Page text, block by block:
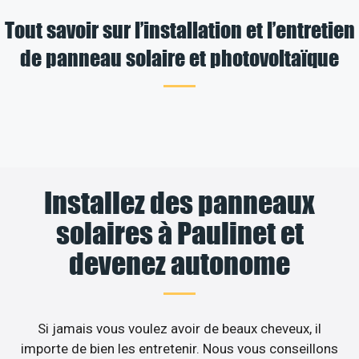
Tout savoir sur l’installation et l’entretien
de panneau solaire et photovoltaïque
Installez des panneaux
solaires à Paulinet et
devenez autonome
Si jamais vous voulez avoir de beaux cheveux, il
importe de bien les entretenir. Nous vous conseillons